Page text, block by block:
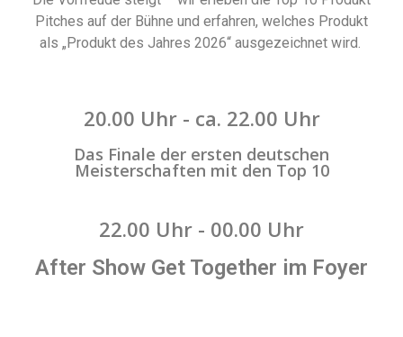
Pitches auf der Bühne und erfahren, welches Produkt
als „Produkt des Jahres 2026“ ausgezeichnet wird.
20.00 Uhr - ca. 22.00 Uhr
Das Finale der ersten deutschen
Meisterschaften mit den Top 10
22.00 Uhr - 00.00 Uhr
After Show Get Together im Foyer